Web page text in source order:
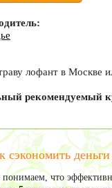
лофант в Москве
рекомендуемый
сэкономить
что